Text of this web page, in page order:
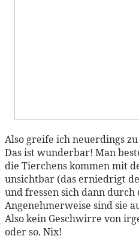
Also greife ich neuerdings
Das ist wunderbar! Man
die Tierchens kommen mit
unsichtbar (das erniedrigt
und fressen sich dann
Angenehmerweise sind sie
Also kein Geschwirre von
oder so. Nix!